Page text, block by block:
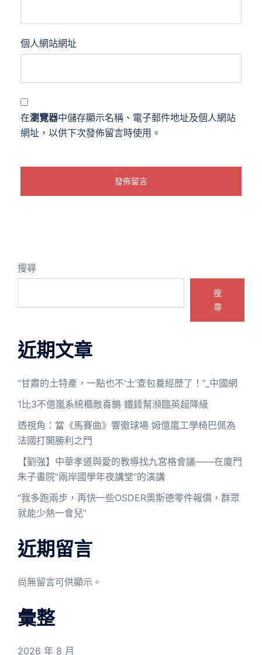
個人網站網址
在瀏覽器中儲存顯示名稱、電子郵件地址及個人網站
網址，以供下次發佈留言時使用。
搜尋
搜
尋
近期文章
“甘肅的土特產，一點也不‘土’查包養經歷了！”_中國網
1比3不億嵐系統櫃敵喜鵲 鐵錘幫瀕臨英超降級
透視角：當《馬賽曲》響徹球場 姆億嵐工學椅巴佩為
法國打開勝利之門
【劉強】中華孝道與愛的教導找九宮格會議——在廈門
朱子書院“兩岸國學年夜講堂”的演講
“我多跑兩步，再快一些OSDER奧斯德零件報價，群眾
就能少熱一會兒”
近期留言
尚無留言可供顯示。
彙整
2026 年 8 月